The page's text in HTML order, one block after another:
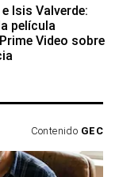
Isis Valverde:
película
Video sobre
Contenido GEC